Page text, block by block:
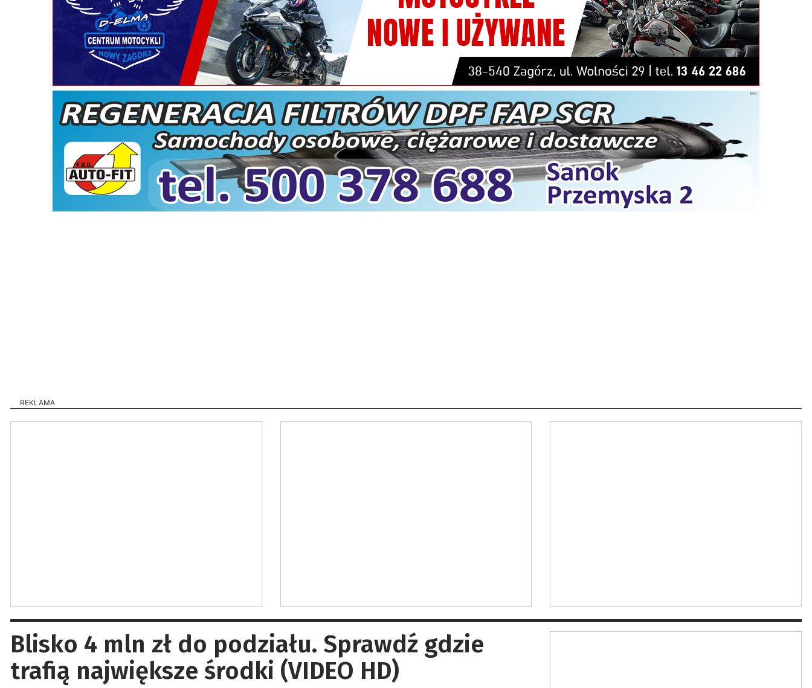
REKLAMA
Blisko 4 mln zł do podziału. Sprawdź gdzie
trafią największe środki (VIDEO HD)